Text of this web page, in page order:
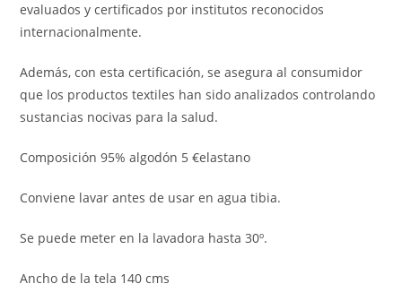
evaluados y certificados por institutos reconocidos
internacionalmente.
Además, con esta certificación, se asegura al consumidor
que los productos textiles han sido analizados controlando
sustancias nocivas para la salud.
Composición 95% algodón 5 €elastano
Conviene lavar antes de usar en agua tibia.
Se puede meter en la lavadora hasta 30º.
Ancho de la tela 140 cms